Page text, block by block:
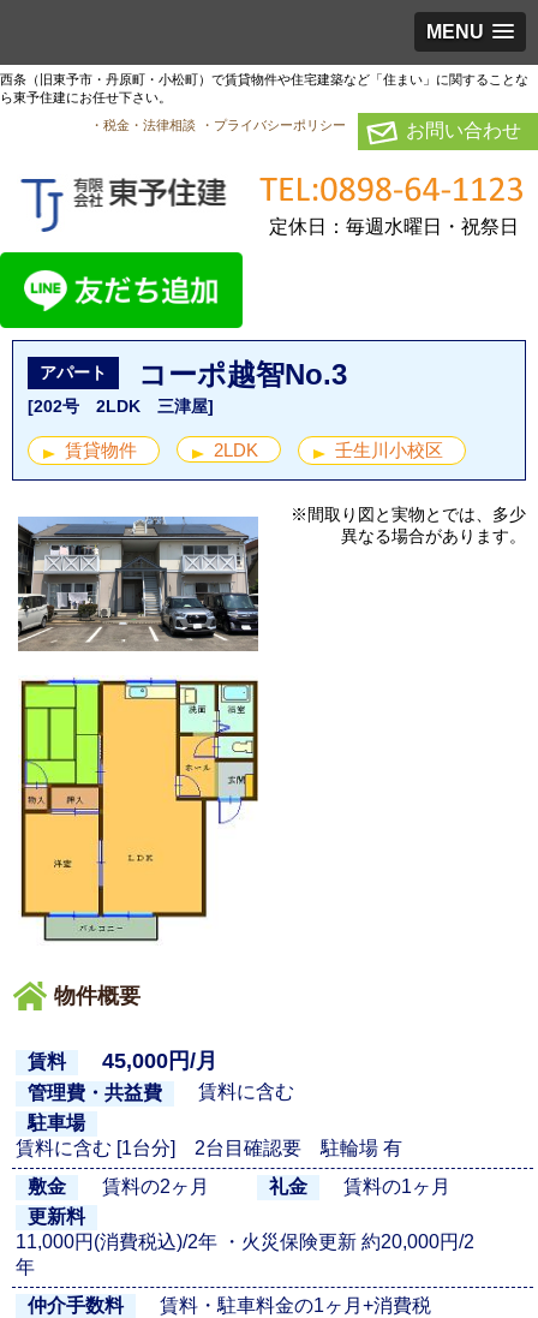
MENU
西条（旧東予市・丹原町・小松町）で賃貸物件や住宅建築など「住まい」に関することな
ら東予住建にお任せ下さい。
・税金・法律相談
・プライバシーポリシー お問い合わせ
定休日：毎週水曜日・祝祭日
アパート コーポ越智No.3
[202号 2LDK 三津屋]
賃貸物件 2LDK 壬生川小校区
物件概要
賃料 45,000円/月
管理費・共益費
賃料に含む
駐車場
賃料に含む [1台分] 2台目確認要 駐輪場 有
敷金
賃料の2ヶ月 礼金
賃料の1ヶ月
更新料
11,000円(消費税込)/2年 ・火災保険更新 約20,000円/2
年
仲介手数料
賃料・駐車料金の1ヶ月+消費税
※間取り図と実物とでは、多少
異なる場合があります。